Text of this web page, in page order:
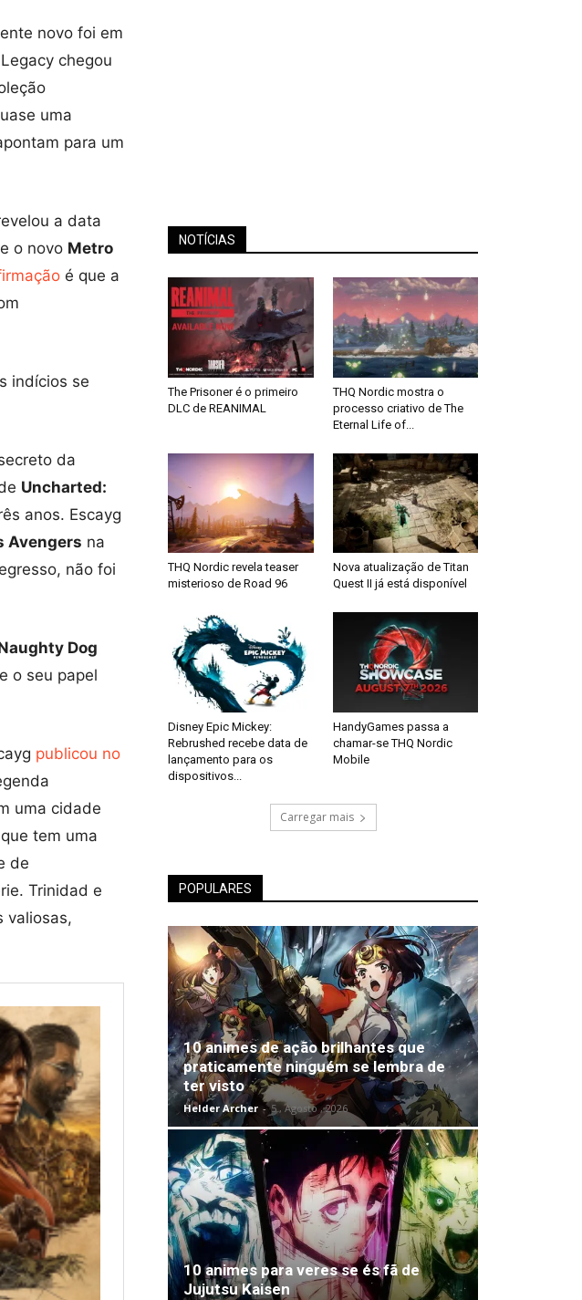
novo foi em
chegou
uma
para um
a data
o novo Metro
é que a
indícios se
da
Uncharted:
anos. Escayg
Avengers na
não foi
Dog
o seu papel
publicou no
uma cidade
tem uma
de
Trinidad e
valiosas,
NOTÍCIAS
The Prisoner é o primeiro
DLC de REANIMAL
THQ Nordic mostra o
processo criativo de The
Eternal Life of...
THQ Nordic revela teaser
misterioso de Road 96
Nova atualização de Titan
Quest II já está disponível
Disney Epic Mickey:
Rebrushed recebe data de
lançamento para os
dispositivos...
HandyGames passa a
chamar-se THQ Nordic
Mobile
Carregar mais
POPULARES
10 animes de ação brilhantes que
praticamente ninguém se lembra de
ter visto
Helder Archer - 5 , Agosto , 2026
10 animes para veres se és fã de
Jujutsu Kaisen